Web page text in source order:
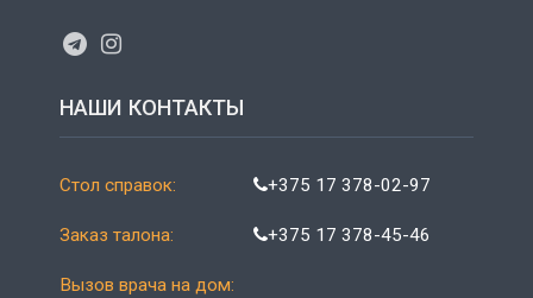
НАШИ КОНТАКТЫ
Стол справок: +375 17 378-02-97
Заказ талона: +375 17 378-45-46
Вызов врача на дом: